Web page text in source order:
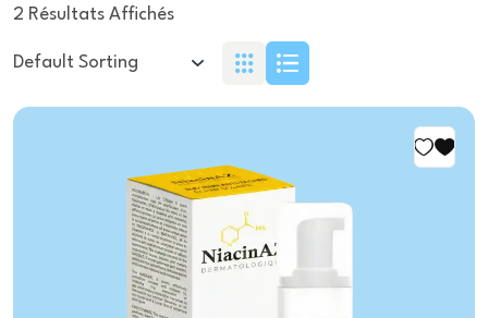
2 Résultats Affichés